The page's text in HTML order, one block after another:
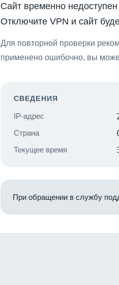
Сайт временно
Отключите VPN и сайт
Для повторной проверки
применено ошибочно, вы
СВЕДЕНИЯ
IP-адрес
Страна
Текущее время
При обращении в службу